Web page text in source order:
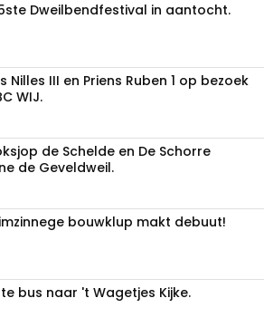
Dweilbendfestival in aantocht.
Nilles III en Priens Ruben 1 op bezoek
WIJ.
de Schelde en De Schorre
de Geveldweil.
bouwklup makt debuut!
bus naar 't Wagetjes Kijke.